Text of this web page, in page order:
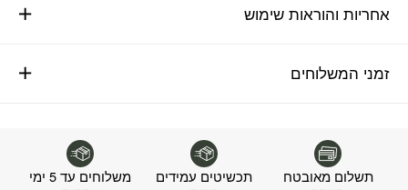
אחריות והוראות שימוש
זמני המשלוחים
תשלום מאובטח
תכשיטים עמידים
משלוחים עד 5 ימי